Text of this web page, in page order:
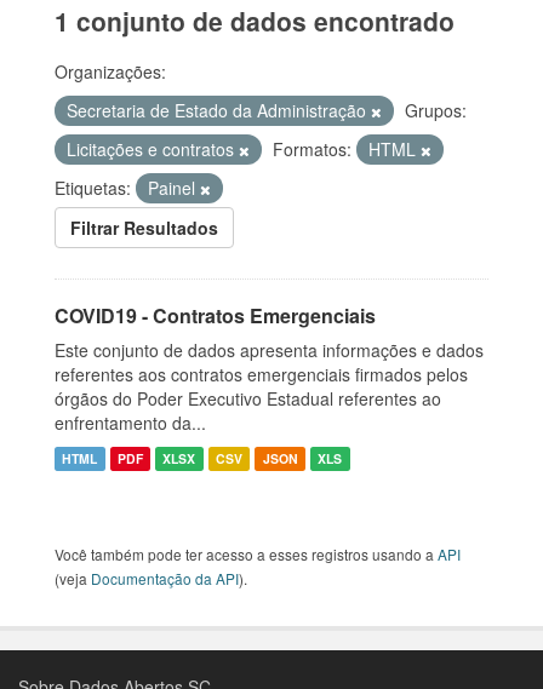
1 conjunto de dados encontrado
Organizações:
Secretaria de Estado da Administração
Grupos:
Licitações e contratos
Formatos:
HTML
Etiquetas:
Painel
Filtrar Resultados
COVID19 - Contratos Emergenciais
Este conjunto de dados apresenta informações e dados
referentes aos contratos emergenciais firmados pelos
órgãos do Poder Executivo Estadual referentes ao
enfrentamento da...
HTML PDF XLSX CSV JSON XLS
Você também pode ter acesso a esses registros usando a API
(veja Documentação da API).